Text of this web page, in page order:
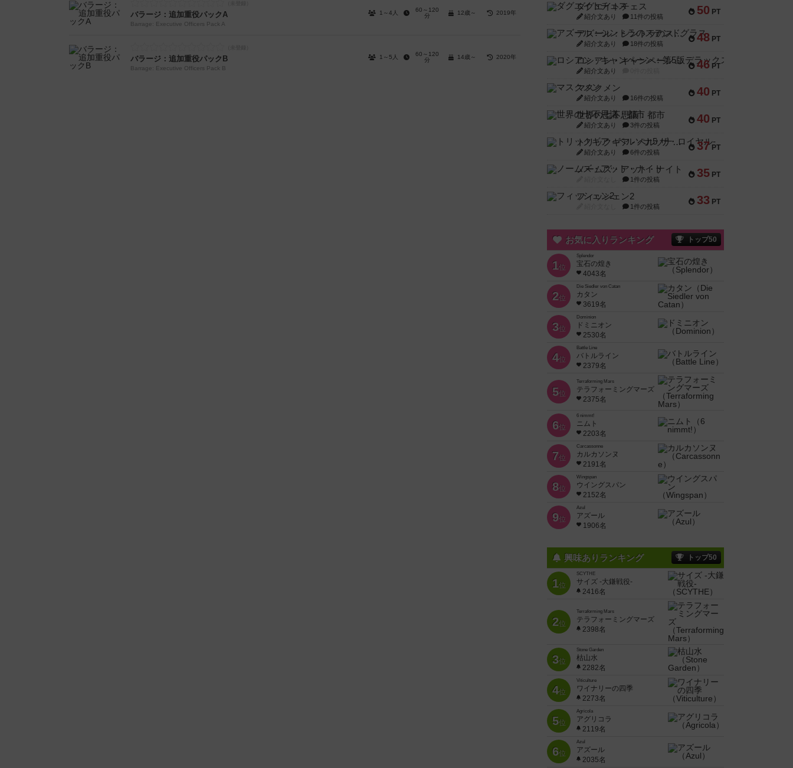
バラージ：追加重役パックA
Barrage: Executive Officers Pack A
1～4人
60～120
分
12歳～ 2019年
バラージ：追加重役パックB
Barrage: Executive Officers Pack B
1～5人
60～120
分
14歳～ 2020年
50 PT
ダグエイトチェス
紹介文あり 11件の投稿
48 PT
アズール：シントラのステンドグラス
紹介文あり 18件の投稿
46 PT
ロシアン・キャンペーン：第5版デラックス
紹介文あり
40 PT
マスクメン
紹介文あり 16件の投稿
40 PT
世界の七不思議：都市
紹介文あり 3件の投稿
37 PT
トリックギア - ペルソナ5 ザ・ロイヤル-
紹介文あり 6件の投稿
35 PT
ノームズ・アット・ナイト
1件の投稿
33 PT
フィッシェン2
1件の投稿
お気に入りランキング トップ50
1位
Splendor
宝石の煌き
4043名
2位
Die Siedler von Catan
カタン
3619名
3位
Dominion
ドミニオン
2530名
4位
Battle Line
バトルライン
2379名
5位
Terraforming Mars
テラフォーミングマーズ
2375名
6位
6 nimmt!
ニムト
2203名
7位
Carcassonne
カルカソンヌ
2191名
8位
Wingspan
ウイングスパン
2152名
9位
Azul
アズール
1906名
興味ありランキング トップ50
1位
SCYTHE
サイズ -大鎌戦役-
2416名
2位
Terraforming Mars
テラフォーミングマーズ
2398名
3位
Stone Garden
枯山水
2282名
4位
Viticulture
ワイナリーの四季
2273名
5位
Agricola
アグリコラ
2119名
6位
Azul
アズール
2035名